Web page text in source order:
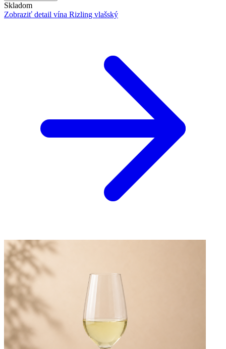
Skladom
Zobraziť detail vína Rizling vlašský